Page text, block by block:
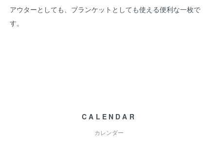
アウターとしても、ブランケットとしても使える便利な一枚で
す。
CALENDAR
カレンダー